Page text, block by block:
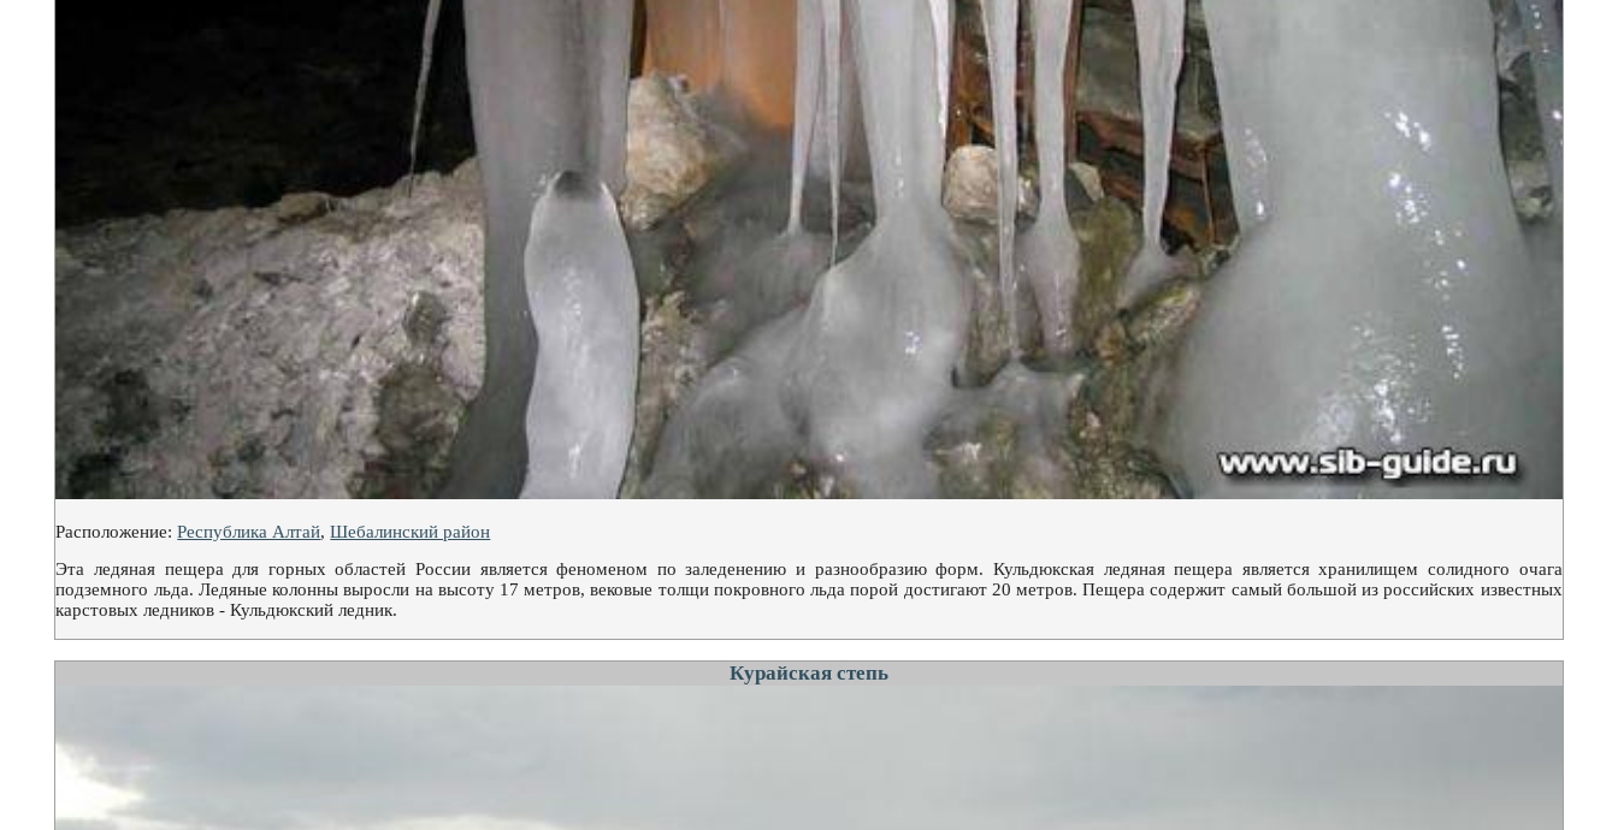
Расположение:Республика Алтай,Шебалинский район
Эта ледяная пещера для горных областей России является феноменом по заледенению и разнообразию форм. Кульдюкская ледяная пещера является хранилищем солидного очага
подземного льда. Ледяные колонны выросли на высоту 17 метров, вековые толщи покровного льда порой достигают 20 метров. Пещера содержит самый большой из российских известных
карстовых ледников - Кульдюкский ледник.
Курайская степь